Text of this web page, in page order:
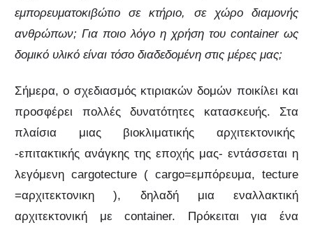
εμπορευματοκιβώτιο σε κτήριο, σε χώρο διαμονής
ανθρώπων; Για ποιο λόγο η χρήση του containerως
δομικό υλικό είναι τόσο διαδεδομένη στις μέρες μας;
Σήμερα, ο σχεδιασμός κτιριακών δομών ποικίλει και
προσφέρει πολλές δυνατότητες κατασκευής. Στα
πλαίσια μιας βιοκλιματικής αρχιτεκτονικής
-επιτακτικής ανάγκης της εποχής μας- εντάσσεται η
λεγόμενη cargotecture ( cargo=εμπόρευμα, tecture
=αρχιτεκτονικη ), δηλαδή μια εναλλακτική
αρχιτεκτονική με container. Πρόκειται για ένα